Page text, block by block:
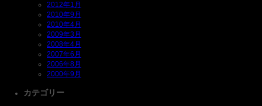
2012年1月
2010年9月
2010年4月
2009年3月
2008年4月
2007年6月
2006年8月
2000年9月
カテゴリー